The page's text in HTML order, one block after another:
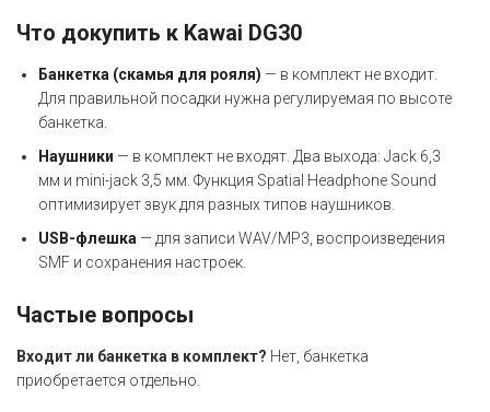
Что докупить к Kawai DG30
Банкетка (скамья для рояля) — в комплект не входит.
Для правильной посадки нужна регулируемая по высоте
банкетка.
Наушники — в комплект не входят. Два выхода: Jack 6,3
мм и mini-jack 3,5 мм. Функция Spatial Headphone Sound
оптимизирует звук для разных типов наушников.
USB-флешка — для записи WAV/MP3, воспроизведения
SMF и сохранения настроек.
Частые вопросы
Входит ли банкетка в комплект? Нет, банкетка
приобретается отдельно.